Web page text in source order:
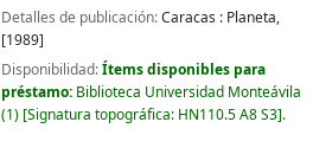
Detalles de publicación:Caracas : Planeta,
[1989]
Disponibilidad:Ítems disponibles para
préstamo: Biblioteca Universidad Monteávila
(1) Signatura topográfica: HN110.5 A8 S3 .